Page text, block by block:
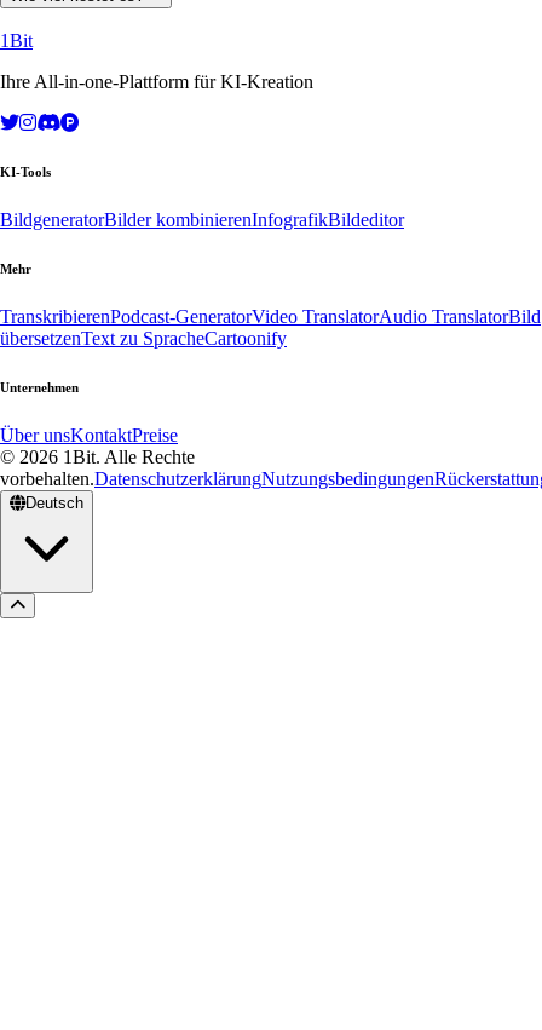
1Bit
Ihre All-in-one-Plattform für KI-Kreation
KI-Tools
BildgeneratorBilder kombinierenInfografikBildeditor
Mehr
TranskribierenPodcast-GeneratorVideo TranslatorAudio TranslatorBild
übersetzenText zu SpracheCartoonify
Unternehmen
Über unsKontaktPreise
© 2026 1Bit. Alle Rechte
vorbehalten.DatenschutzerklärungNutzungsbedingungen
Deutsch